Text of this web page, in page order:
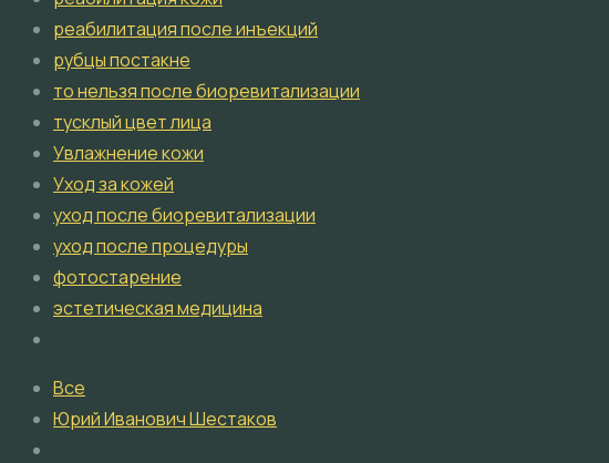
реабилитация после инъекций
рубцы постакне
то нельзя после биоревитализации
тусклый цвет лица
Увлажнение кожи
Уход за кожей
уход после биоревитализации
уход после процедуры
фотостарение
эстетическая медицина
Все
Юрий Иванович Шестаков